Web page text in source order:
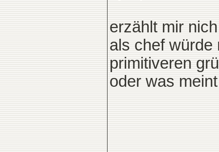
erzählt mir
als chef würde
primitiveren
oder was